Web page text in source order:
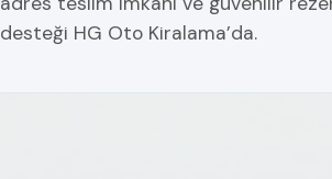
desteği HG Oto Kiralama’da.